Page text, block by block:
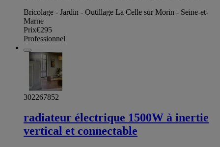
Bricolage - Jardin - Outillage La Celle sur Morin - Seine-et-
Marne
Prix€295
Professionnel
302267852
radiateur électrique 1500W à inertie
vertical et connectable